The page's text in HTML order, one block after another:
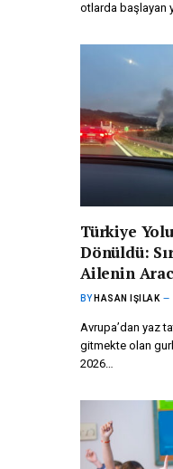
otlarda başlayan
Türkiye
Dönüldü:
Ailenin
BY HASAN IŞILAK
Avrupa’dan yaz
gitmekte olan
2026…